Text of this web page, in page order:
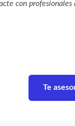
con profesionales
Te